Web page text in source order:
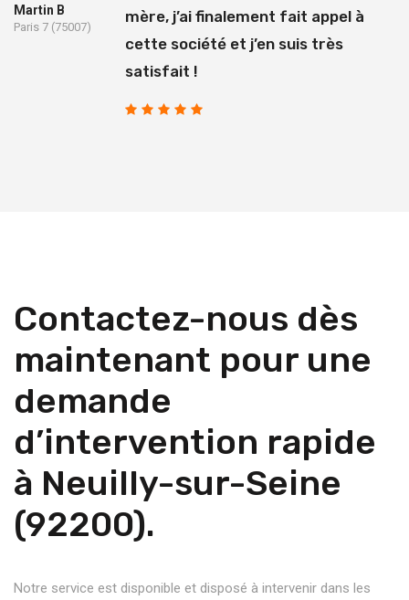
Martin B
Paris 7 (75007)
mère, j’ai finalement fait appel à
cette société et j’en suis très
satisfait !
Contactez-nous dès
maintenant pour une
demande
d’intervention rapide
à Neuilly-sur-Seine
(92200).
Notre service est disponible et disposé à intervenir dans les